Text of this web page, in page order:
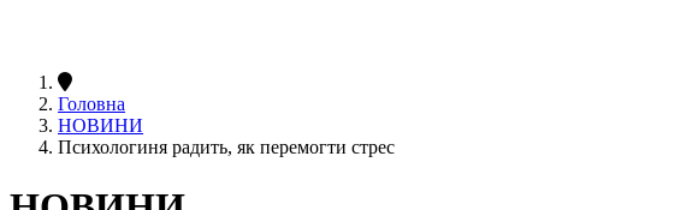
Головна
НОВИНИ
Психологиня радить, як перемогти стрес